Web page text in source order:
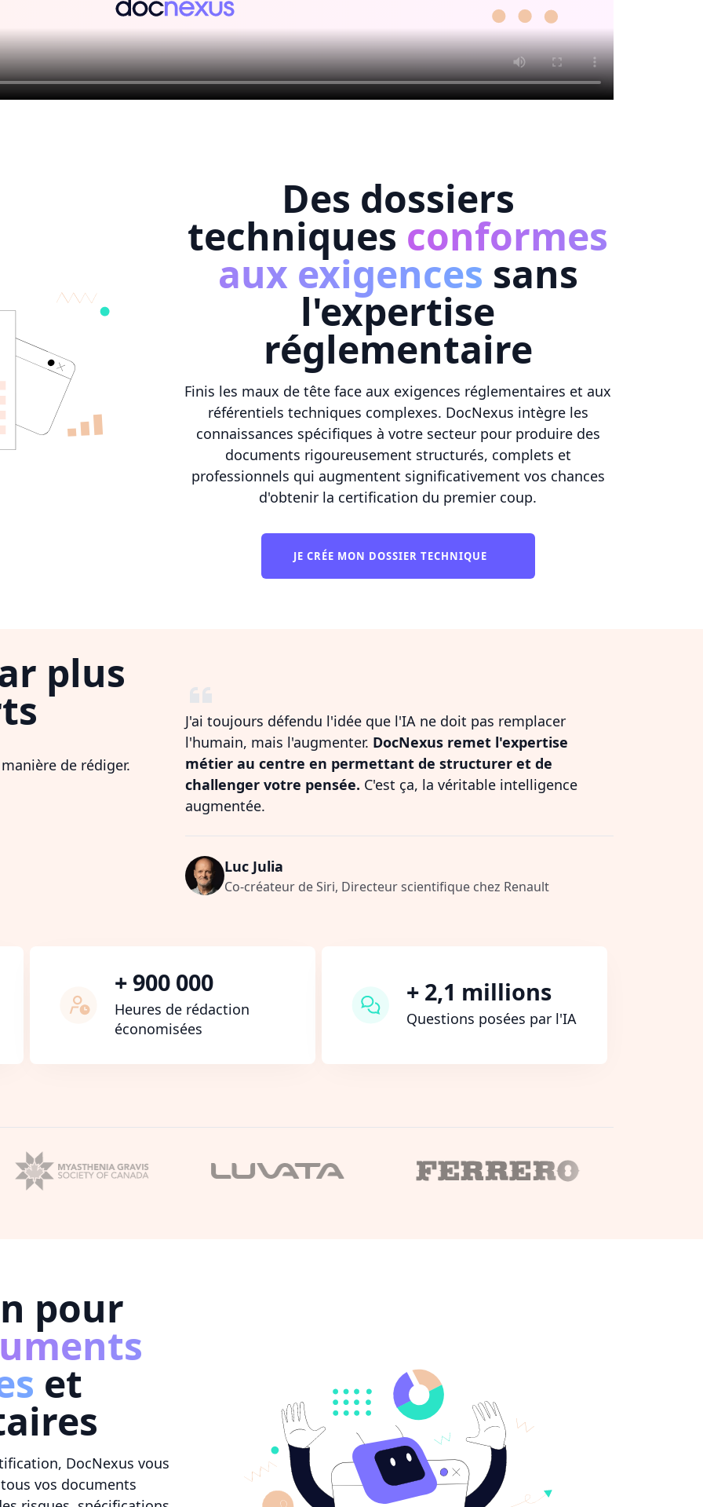
Des dossiers
techniques conformes
aux exigences sans
l'expertise
réglementaire
Finis les maux de tête face aux exigences réglementaires et aux
référentiels techniques complexes. DocNexus intègre les
connaissances spécifiques à votre secteur pour produire des
documents rigoureusement structurés, complets et
professionnels qui augmentent significativement vos chances
d'obtenir la certification du premier coup.
JE CRÉE MON DOSSIER TECHNIQUE
plus
de rédiger.
J'ai toujours défendu l'idée que l'IA ne doit pas remplacer
l'humain, mais l'augmenter. DocNexus remet l'expertise
métier au centre en permettant de structurer et de
challenger votre pensée. C'est ça, la véritable intelligence
augmentée.
Luc Julia
Co-créateur de Siri, Directeur scientifique chez Renault
+ 900 000
Heures de rédaction
économisées
+ 2,1 millions
Questions posées par l'IA
pour
et
DocNexus vous
vos documents